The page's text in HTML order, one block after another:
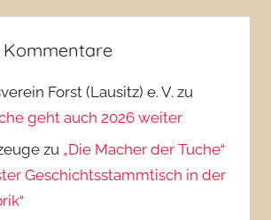
Kommentare
Forst (Lausitz) e. V. zu
geht auch 2026 weiter
zu „Die Macher der Tuche“
Geschichtsstammtisch in der